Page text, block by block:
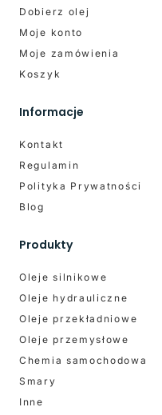
Dobierz olej
Moje konto
Moje zamówienia
Koszyk
Informacje
Kontakt
Regulamin
Polityka Prywatności
Blog
Produkty
Oleje silnikowe
Oleje hydrauliczne
Oleje przekładniowe
Oleje przemysłowe
Chemia samochodowa
Smary
Inne